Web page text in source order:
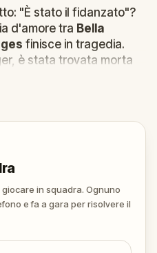
"È stato il fidanzato"?
d'amore tra Bella
finisce in tragedia.
è stata trovata morta
fantasmi guidato dal
fidanzato? Percy, la guida
la drammaticità? O forse
i sospettati e
prima che colpisca
carta e pennaa portata
cruciale
in squadra. Ognuno
e fa a gara per risolvere il